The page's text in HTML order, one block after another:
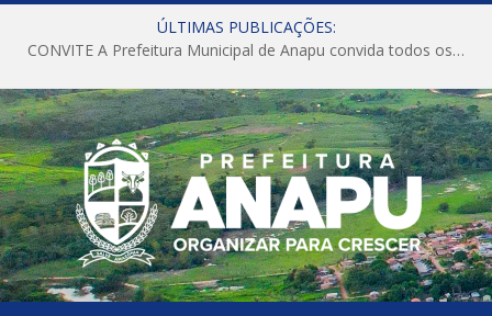
ÚLTIMAS PUBLICAÇÕES:
CONVITE A Prefeitura Municipal de Anapu convida todos os servidores públicos municipais para participarem da Audiência Pública de discussão da Lei de Diretrizes Orçamentárias (LDO), importante instrumento de planejamento das ações e investimentos da Administração Pública para o próximo exercício financeiro.